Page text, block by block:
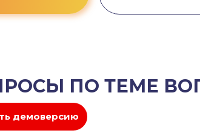
ПО ТЕМЕ
демоверсию